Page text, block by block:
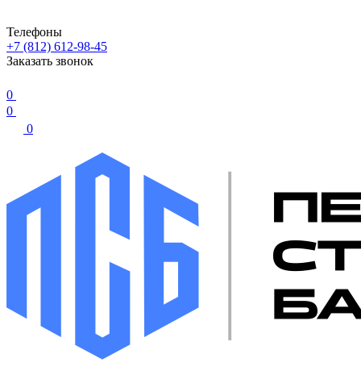
Телефоны
+7 (812) 612-98-45
Заказать звонок
0
0
0